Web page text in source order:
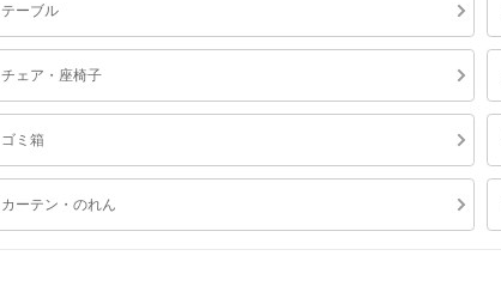
テーブル
チェア・座椅子
ゴミ箱
カーテン・のれん